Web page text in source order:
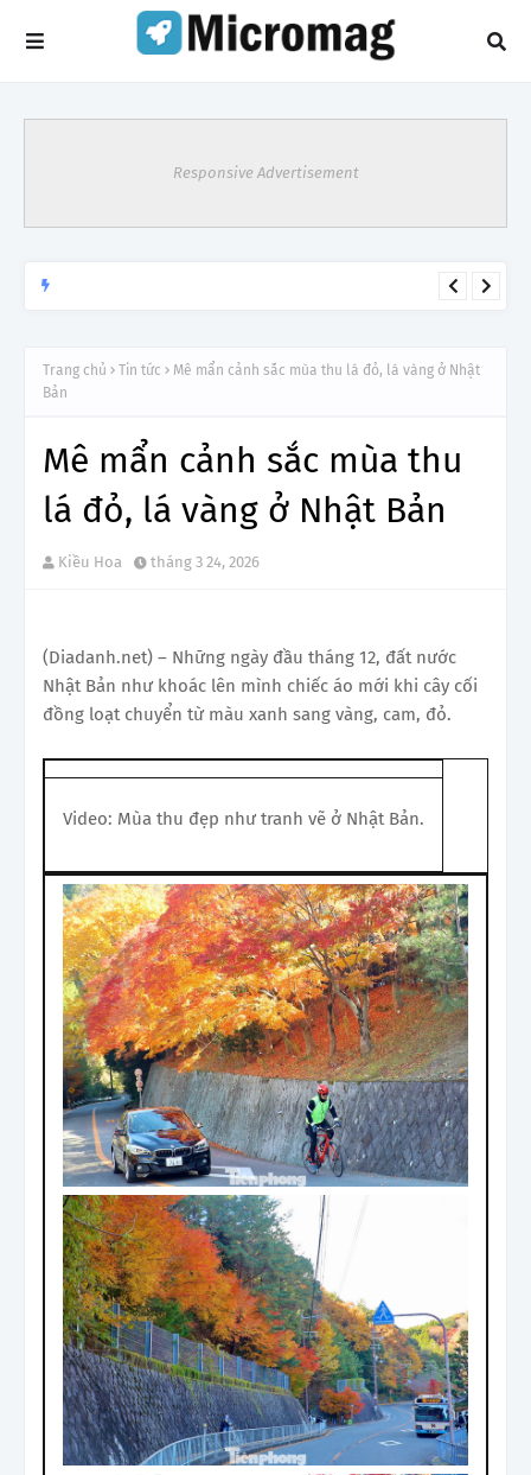
Responsive Advertisement
Trang chủ Tin tức
Mê mẩn cảnh sắc mùa thu lá đỏ, lá vàng ở Nhật
Bản
Mê mẩn cảnh sắc mùa thu
lá đỏ, lá vàng ở Nhật Bản
Kiều Hoa tháng 3 24, 2026
(Diadanh.net) – Những ngày đầu tháng 12, đất nước
Nhật Bản như khoác lên mình chiếc áo mới khi cây cối
đồng loạt chuyển từ màu xanh sang vàng, cam, đỏ.
Video: Mùa thu đẹp như tranh vẽ ở Nhật Bản.